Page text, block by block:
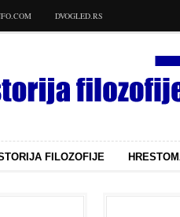
DVOGLED.RS
FILOZOFIJE